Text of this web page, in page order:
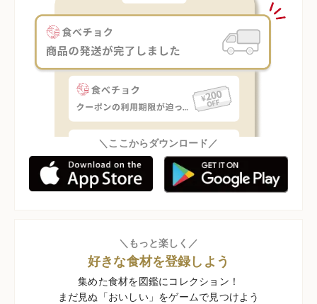
＼ここからダウンロード／
＼もっと楽しく／
好きな食材を登録しよう
集めた食材を図鑑にコレクション！
まだ見ぬ「おいしい」をゲームで見つけよう